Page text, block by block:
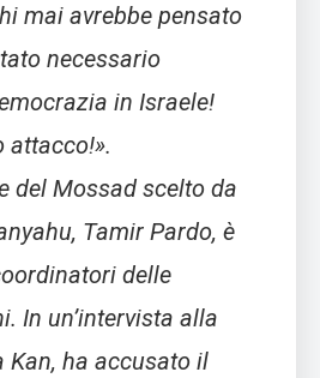
mai avrebbe pensato
necessario
in Israele!
attacco!».
del Mossad scelto da
Tamir Pardo, è
delle
In un’intervista alla
Kan, ha accusato il